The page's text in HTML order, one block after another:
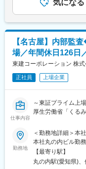
■当社について：
◎売上高4000億円
業
◎全国55万室の賃
ア
◎「健康経営優良
◎厚生労働大臣よ
◎ハタラクエール
進法人」に3年連続
変更の範囲：会社
・業務フロー図や
・監査法人による
・内部統制評価結
示
・内部統制上の不
・社内相談対応
■当ポジションの魅
◇将来的には次期
ます。
◇3カ月ごとのフレ
■こんな方におすす
・自身が培ってき
かしてみたいとい
定手当を含めた表
気になる
【名古屋】内部監
場／年間休日126日
東建コーポレーション 株式
正社員 上場企業
仕事内容
～東証プライム上
厚生労働省「くる
■業務の概要：
内部監査室にて、
を担当いただきます
単なるチェックに
勤務地
＜勤務地詳細＞本
本社丸の内ビル勤
動喫煙対策：屋内
【最寄り駅】
丸の内駅(愛知県)